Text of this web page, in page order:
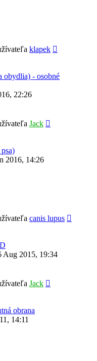
klapek
obydlia) - osobné
22:26
Jack
2016, 14:26
canis lupus
Aug 2015, 19:34
Jack
obrana
14:11